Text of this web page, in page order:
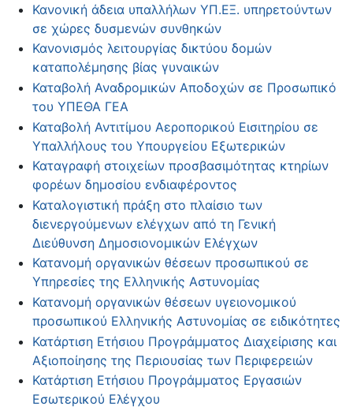
Κανονική άδεια υπαλλήλων ΥΠ.ΕΞ. υπηρετούντων
σε χώρες δυσμενών συνθηκών
Κανονισμός λειτουργίας δικτύου δομών
καταπολέμησης βίας γυναικών
Καταβολή Αναδρομικών Αποδοχών σε Προσωπικό
του ΥΠΕΘΑ ΓΕΑ
Καταβολή Αντιτίμου Αεροπορικού Εισιτηρίου σε
Υπαλλήλους του Υπουργείου Εξωτερικών
Καταγραφή στοιχείων προσβασιμότητας κτηρίων
φορέων δημοσίου ενδιαφέροντος
Καταλογιστική πράξη στο πλαίσιο των
διενεργούμενων ελέγχων από τη Γενική
Διεύθυνση Δημοσιονομικών Ελέγχων
Κατανομή οργανικών θέσεων προσωπικού σε
Υπηρεσίες της Ελληνικής Αστυνομίας
Κατανομή οργανικών θέσεων υγειονομικού
προσωπικού Ελληνικής Αστυνομίας σε ειδικότητες
Κατάρτιση Ετήσιου Προγράμματος Διαχείρισης και
Αξιοποίησης της Περιουσίας των Περιφερειών
Κατάρτιση Ετήσιου Προγράμματος Εργασιών
Εσωτερικού Ελέγχου